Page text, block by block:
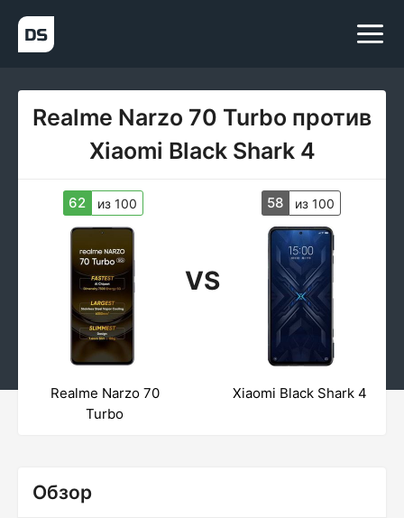
Realme Narzo 70 Turbo против
Xiaomi Black Shark 4
62 из 100
VS
58 из 100
Realme Narzo 70
Turbo
Xiaomi Black Shark 4
Обзор